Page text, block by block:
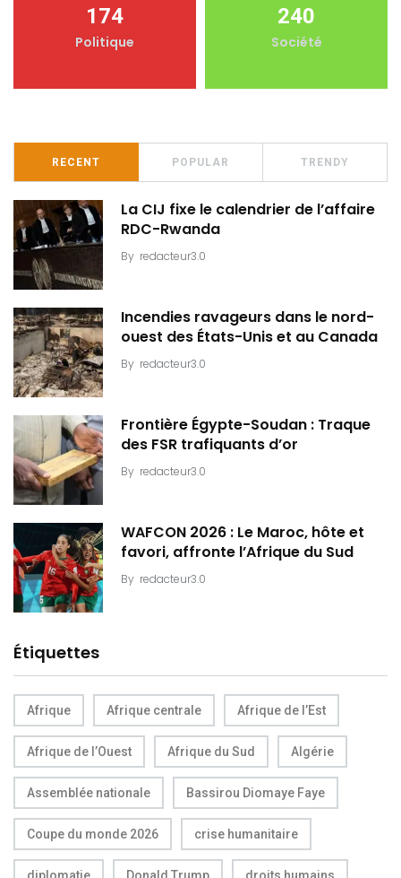
174
Politique
240
Société
RECENT POPULAR TRENDY
La CIJ fixe le calendrier de l’affaire
RDC-Rwanda
By redacteur3.0
Incendies ravageurs dans le nord-
ouest des États-Unis et au Canada
By redacteur3.0
Frontière Égypte-Soudan : Traque
des FSR trafiquants d’or
By redacteur3.0
WAFCON 2026 : Le Maroc, hôte et
favori, affronte l’Afrique du Sud
By redacteur3.0
Étiquettes
Afrique Afrique centrale Afrique de l’Est
Afrique de l’Ouest Afrique du Sud Algérie
Assemblée nationale Bassirou Diomaye Faye
Coupe du monde 2026 crise humanitaire